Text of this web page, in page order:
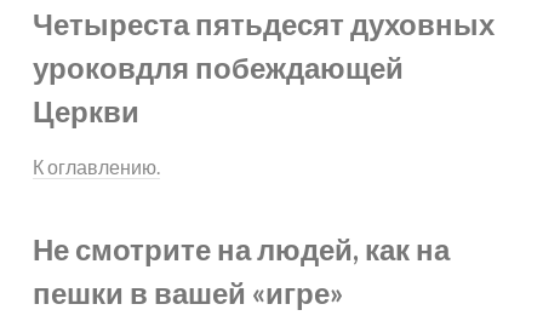
Четыреста пятьдесят духовных
уроковдля побеждающей
Церкви
К оглавлению.
Не смотрите на людей, как на
пешки в вашей «игре»